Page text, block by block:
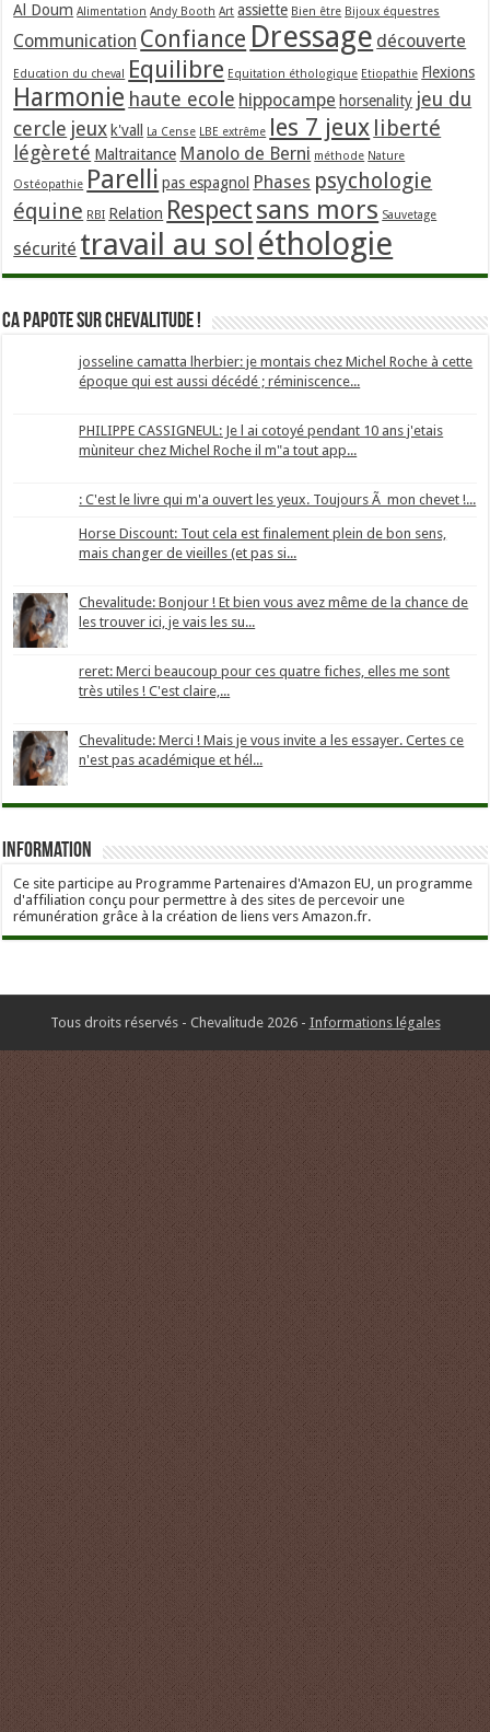
Al Doum Alimentation Andy Booth Art assiette Bien être Bijoux équestres
Communication Confiance Dressage découverte
Education du cheval Equilibre Equitation éthologique Etiopathie Flexions
Harmonie haute ecole hippocampe horsenality jeu du
cercle jeux k'vall La Cense LBE extrême les 7 jeux liberté
légèreté Maltraitance Manolo de Berni méthode Nature
Ostéopathie Parelli pas espagnol Phases psychologie
équine RBI Relation Respectsans mors Sauvetage
sécurité travail au sol éthologie
Ca papote sur Chevalitude !
josseline camatta lherbier: je montais chez Michel Roche à cette
époque qui est aussi décédé ; réminiscence...
PHILIPPE CASSIGNEUL: Je l ai cotoyé pendant 10 ans j'etais
mùniteur chez Michel Roche il m"a tout app...
: C'est le livre qui m'a ouvert les yeux. Toujours Ã mon chevet !...
Horse Discount: Tout cela est finalement plein de bon sens,
mais changer de vieilles (et pas si...
Chevalitude: Bonjour ! Et bien vous avez même de la chance de
les trouver ici, je vais les su...
reret: Merci beaucoup pour ces quatre fiches, elles me sont
très utiles ! C'est claire,...
Chevalitude: Merci ! Mais je vous invite a les essayer. Certes ce
n'est pas académique et hél...
Information
Ce site participe au Programme Partenaires d'Amazon EU, un programme
d'affiliation conçu pour permettre à des sites de percevoir une
rémunération grâce à la création de liens vers Amazon.fr.
Tous droits réservés - Chevalitude 2026 - Informations légales